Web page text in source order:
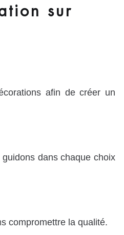
sur
afin de créer un
dans chaque choix
compromettre la qualité.